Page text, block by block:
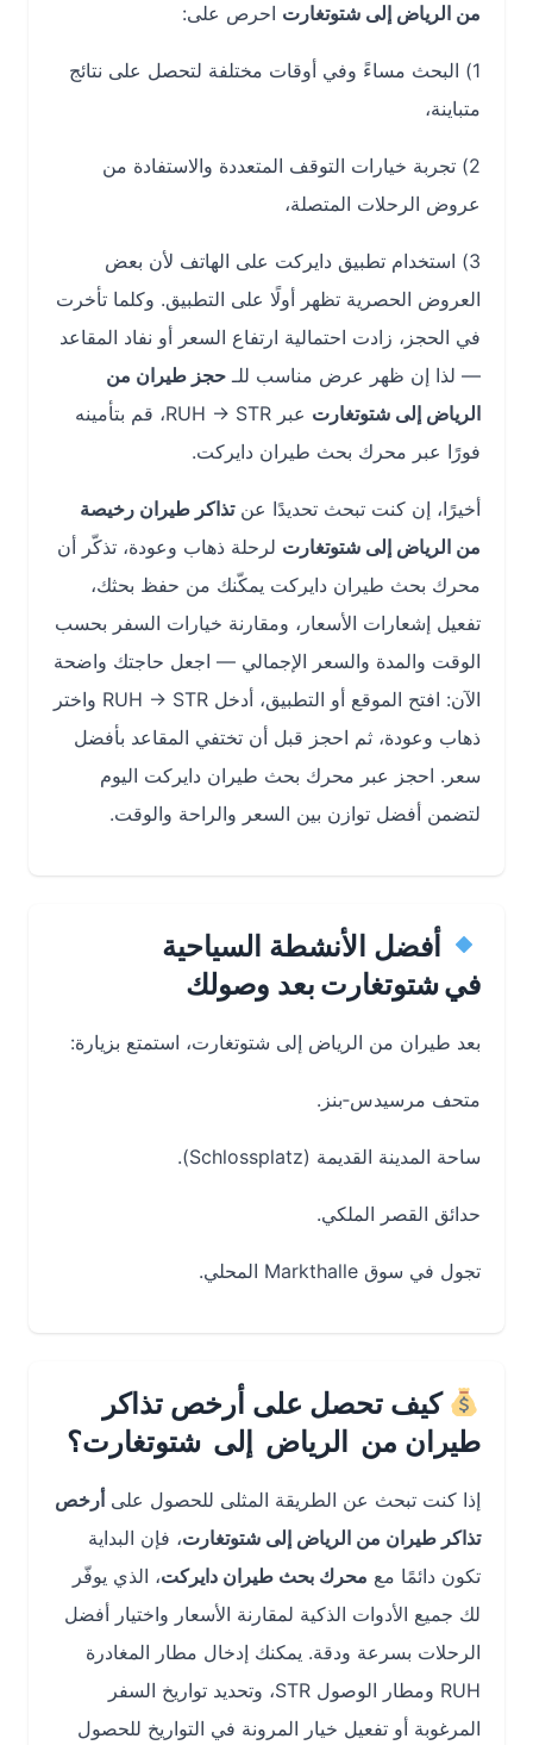
من الرياض إلى شتوتغارتاحرص على:
1) البحث مساءً وفي أوقات مختلفة لتحصل على نتائج
متباينة،
2) تجربة خيارات التوقف المتعددة والاستفادة من
عروض الرحلات المتصلة،
3) استخدام تطبيق دايركت على الهاتف لأن بعض
العروض الحصرية تظهر أولًا على التطبيق. وكلما تأخرت
في الحجز، زادت احتمالية ارتفاع السعر أو نفاد المقاعد
— لذا إن ظهر عرض مناسب للـحجز طيران من
الرياض إلى شتوتغارت
عبر RUH → STR، قم بتأمينه
فورًا عبر محرك بحث طيران دايركت.
أخيرًا، إن كنت تبحث تحديدًا عنتذاكر طيران رخيصة
من الرياض إلى شتوتغارتلرحلة ذهاب وعودة، تذكّر أن
محرك بحث طيران دايركت يمكّنك من حفظ بحثك،
تفعيل إشعارات الأسعار، ومقارنة خيارات السفر بحسب
الوقت والمدة والسعر الإجمالي — اجعل حاجتك واضحة
الآن: افتح الموقع أو التطبيق، أدخل RUH → STR واختر
ذهاب وعودة، ثم احجز قبل أن تختفي المقاعد بأفضل
سعر. احجز عبر محرك بحث طيران دايركت اليوم
لتضمن أفضل توازن بين السعر والراحة والوقت.
أفضل الأنشطة السياحية
في شتوتغارت بعد وصولك
بعد طيران من الرياض إلى شتوتغارت، استمتع بزيارة:
متحف مرسيدس‑بنز.
ساحة المدينة القديمة (Schlossplatz).
حدائق القصر الملكي.
تجول في سوق Markthalle المحلي.
كيف تحصل على أرخص تذاكر
طيران من الرياض إلى شتوتغارت؟
إذا كنت تبحث عن الطريقة المثلى للحصول علىأرخص
تذاكر طيران من الرياض إلى شتوتغارت، فإن البداية
تكون دائمًا معمحرك بحث طيران دايركت، الذي يوفّر
لك جميع الأدوات الذكية لمقارنة الأسعار واختيار أفضل
الرحلات بسرعة ودقة. يمكنك إدخال مطار المغادرة
RUH ومطار الوصول STR، وتحديد تواريخ السفر
المرغوبة أو تفعيل خيار المرونة في التواريخ للحصول